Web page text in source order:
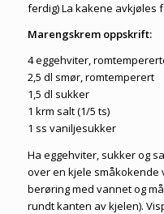
ferdig) La kakene avkjøles
Marengskrem oppskrift:
4 eggehviter,
2,5 dl smør, romtemperert
1,5 dl sukker
1 krm salt (1/5 ts)
1 ss vaniljesukker
Ha eggehviter, sukker og
over en kjele
berøring med vannet og
rundt kanten av kjelen).